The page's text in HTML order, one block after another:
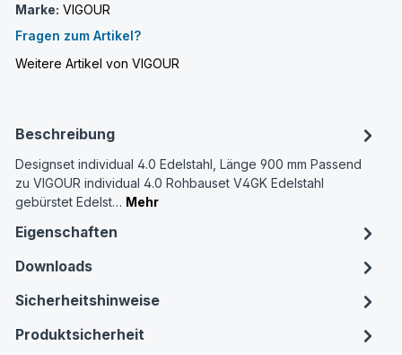
Marke: VIGOUR
Fragen zum Artikel?
Weitere Artikel von VIGOUR
Beschreibung
Designset individual 4.0 Edelstahl, Länge 900 mm Passend
zu VIGOUR individual 4.0 Rohbauset V4GK Edelstahl
gebürstet Edelst… Mehr
Eigenschaften
Downloads
Sicherheitshinweise
Produktsicherheit